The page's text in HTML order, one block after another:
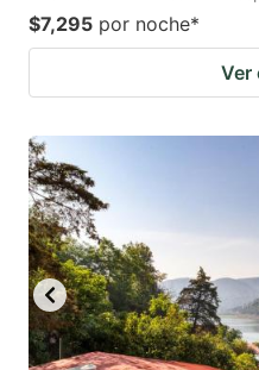
$7,295 por noche*
Ver